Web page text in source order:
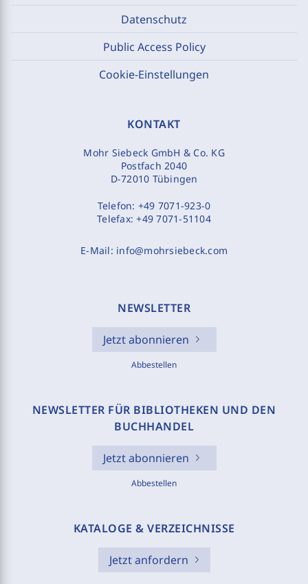
Datenschutz
Public Access Policy
Cookie-Einstellungen
KONTAKT
Mohr Siebeck GmbH & Co. KG
Postfach 2040
D-72010 Tübingen
Telefon: +49 7071-923-0
Telefax:+49 7071-51104
E-Mail: info@mohrsiebeck.com
NEWSLETTER
Jetzt abonnieren
Abbestellen
NEWSLETTER FÜR BIBLIOTHEKEN UND DEN
BUCHHANDEL
Jetzt abonnieren
Abbestellen
KATALOGE & VERZEICHNISSE
Jetzt anfordern